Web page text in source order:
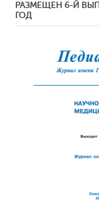
РАЗМЕЩЕН 6-Й
ГОД